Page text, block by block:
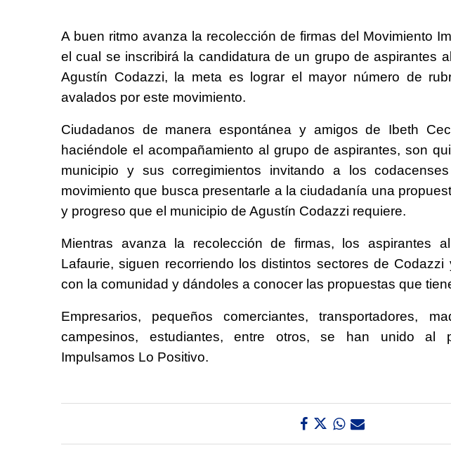
A buen ritmo avanza la recolección de firmas del Movimiento
el cual se inscribirá la candidatura de un grupo de aspirantes
Agustín Codazzi, la meta es lograr el mayor número de
avalados por este movimiento.
Ciudadanos de manera espontánea y amigos de Ibeth
haciéndole el acompañamiento al grupo de aspirantes, son
municipio y sus corregimientos invitando a los
movimiento que busca presentarle a la ciudadanía una
y progreso que el municipio de Agustín Codazzi requiere.
Mientras avanza la recolección de firmas, los aspirantes
Lafaurie, siguen recorriendo los distintos sectores de
con la comunidad y dándoles a conocer las propuestas que
Empresarios, pequeños comerciantes, transportadores,
campesinos, estudiantes, entre otros, se han unido al
Impulsamos Lo Positivo.